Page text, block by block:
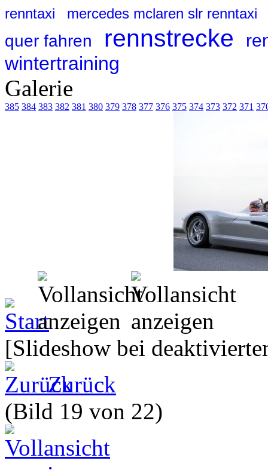
renntaxi mercedes mclaren slr renntaxi
quer fahren rennstrecke
wintertraining
Galerie
385 384 383 382 381 380 379 378 377 376 375 374 373 372 371
[Slideshow bei
Zurück
(Bild 19 von 22)